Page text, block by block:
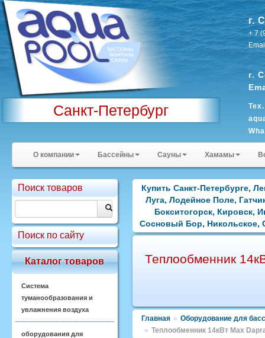
Санкт-Петербург
г.
+ 7
г.
О компании
Бассейны Сауны Хамамы
Поиск товаров
Поиск по сайту
Каталог товаров
Система
туманообразования и
увлажнения воздуха
оборудования для
Купить Санкт-Петербурге,
Луга, Лодейное Поле,
Бокситогорск, Кировск,
Сосновый Бор, Никольское,
Теплообменник
Главная » Оборудование для
» Теплообменник 14кВт Max